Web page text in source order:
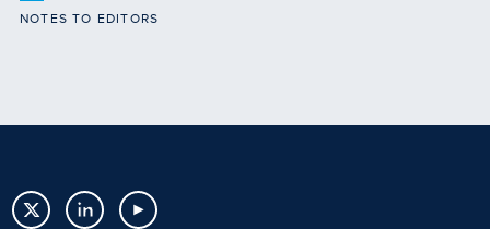
NOTES TO EDITORS